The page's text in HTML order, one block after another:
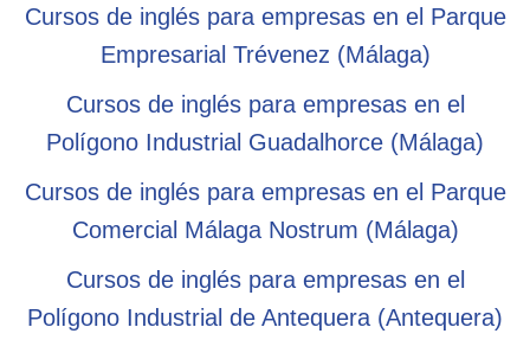
Cursos de inglés para empresas en el Parque
Empresarial Trévenez (Málaga)
Cursos de inglés para empresas en el
Polígono Industrial Guadalhorce (Málaga)
Cursos de inglés para empresas en el Parque
Comercial Málaga Nostrum (Málaga)
Cursos de inglés para empresas en el
Polígono Industrial de Antequera (Antequera)